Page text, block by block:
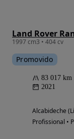
Land Rover
1997 cm3 • 404 cv
Promovido
83 017 km
2021
Alcabideche
Profissional •